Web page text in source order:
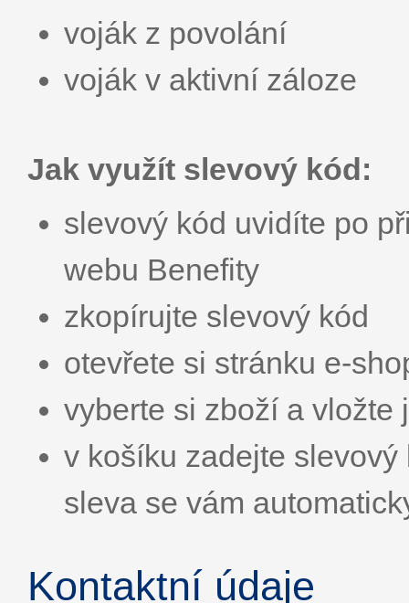
voják z povolání
voják v aktivní záloze
Jak využít slevový kód:
slevový kód uvidíte po
webu Benefity
zkopírujte slevový kód
otevřete si stránku e-
vyberte si zboží a vložte
v košíku zadejte
sleva se vám
Kontaktní údaje